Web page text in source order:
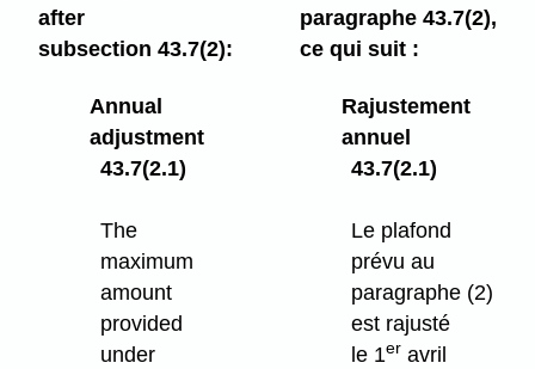
after
subsection 43.7(2):
paragraphe 43.7(2),
ce qui suit :
Annual
adjustment
43.7(2.1)
The
maximum
amount
provided
under
Rajustement
annuel
43.7(2.1)
Le plafond
prévu au
paragraphe (2)
est rajusté
le 1er avril